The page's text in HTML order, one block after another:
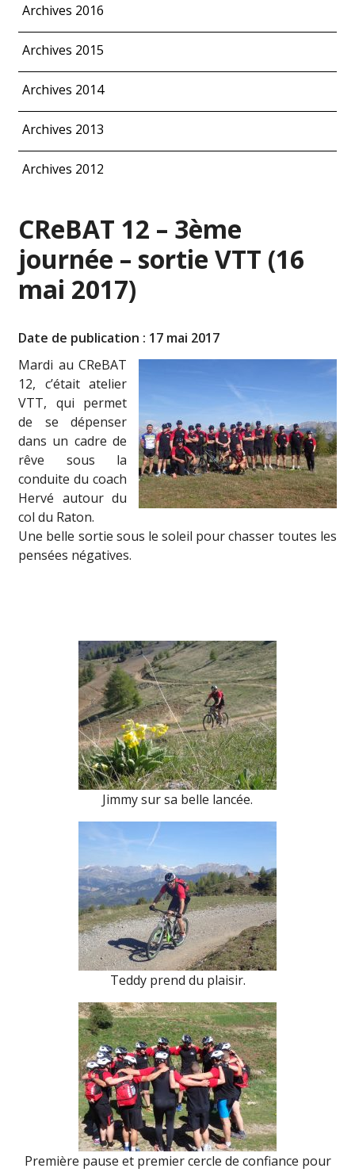
Archives 2016
Archives 2015
Archives 2014
Archives 2013
Archives 2012
CReBAT 12 – 3ème
journée – sortie VTT (16
mai 2017)
Date de publication : 17 mai 2017
Mardi au CReBAT
12, c’était atelier
VTT, qui permet
de se dépenser
dans un cadre de
rêve sous la
conduite du coach
Hervé autour du
col du Raton.
Une belle sortie sous le soleil pour chasser toutes les
pensées négatives.
Jimmy sur sa belle lancée.
Teddy prend du plaisir.
Première pause et premier cercle de confiance pour